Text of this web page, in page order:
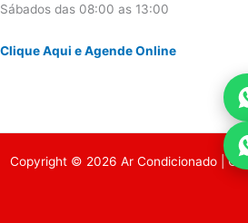
Sábados das 08:00 as 13:00
Clique Aqui e Agende Online
Copyright © 2026 Ar Condicionado |